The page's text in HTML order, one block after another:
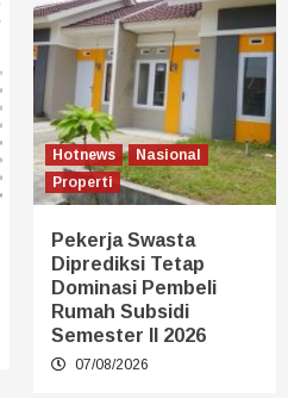
Hotnews
Nasional
Properti
Pekerja Swasta
Diprediksi Tetap
Dominasi Pembeli
Rumah Subsidi
Semester II 2026
07/08/2026